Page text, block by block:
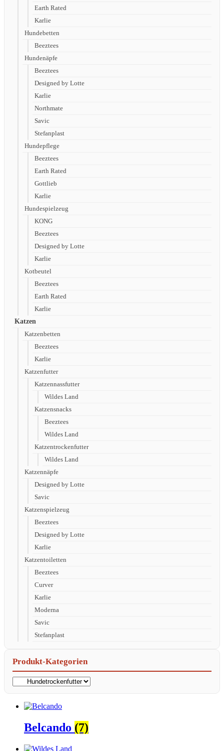
Earth Rated
Karlie
Hundebetten
Beeztees
Hundenäpfe
Beeztees
Designed by Lotte
Karlie
Northmate
Savic
Stefanplast
Hundepflege
Beeztees
Earth Rated
Gottlieb
Karlie
Hundespielzeug
KONG
Beeztees
Designed by Lotte
Karlie
Kotbeutel
Beeztees
Earth Rated
Karlie
Katzen
Katzenbetten
Beeztees
Karlie
Katzenfutter
Katzennassfutter
Wildes Land
Katzensnacks
Beeztees
Wildes Land
Katzentrockenfutter
Wildes Land
Katzennäpfe
Designed by Lotte
Savic
Katzenspielzeug
Beeztees
Designed by Lotte
Karlie
Katzentoiletten
Beeztees
Curver
Karlie
Moderna
Savic
Stefanplast
Produkt-Kategorien
Belcando (7)